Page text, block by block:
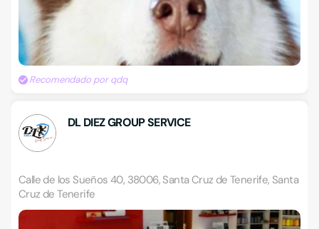
Recomendado por qdq
DL DIEZ GROUP SERVICE
Calle de los Sueños 40, 38006, Santa Cruz de Tenerife, Santa
Cruz de Tenerife